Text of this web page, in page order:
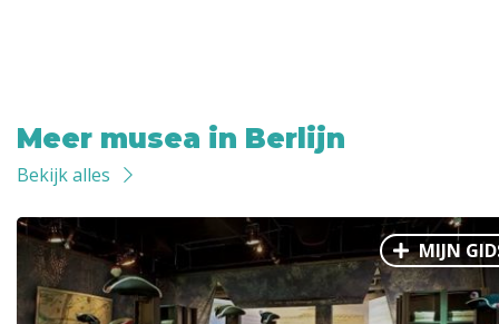
Meer musea in Berlijn
Bekijk alles
MIJN